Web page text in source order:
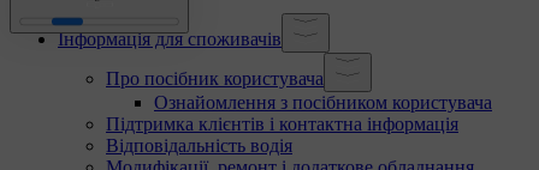
Інформація для споживачів
Про посібник користувача
Ознайомлення з посібником користувача
Підтримка клієнтів і контактна інформація
Відповідальність водія